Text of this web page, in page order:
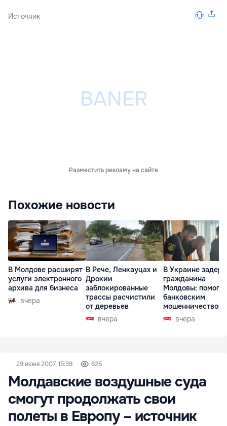
Источник
Разместить рекламу на сайте
Похожие новости
В Молдове расширят
услуги электронного
архива для бизнеса
вчера
В Рече, Ленкауцах и
Дрокии
заблокированные
трассы расчистили
от деревьев
вчера
В Украине
гражданина
Молдовы:
банковским
мошенничеством
Чехиивчера
29 июня 2007, 15:59 626
Молдавские воздушные суда
смогут продолжать свои
полеты в Европу – источник